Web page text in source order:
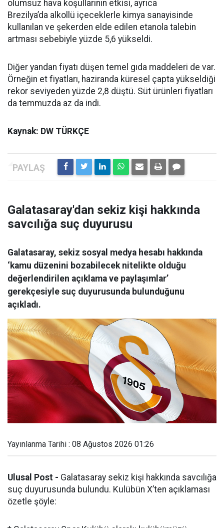
olumsuz hava koşullarının etkisi, ayrıca
Brezilya’da alkollü içeceklerle kimya sanayisinde
kullanılan ve şekerden elde edilen etanola talebin
artması sebebiyle yüzde 5,6 yükseldi.
Diğer yandan fiyatı düşen temel gıda maddeleri de var.
Örneğin et fiyatları, haziranda küresel çapta yükseldiği
rekor seviyeden yüzde 2,8 düştü. Süt ürünleri fiyatları
da temmuzda az da indi.
Kaynak: DW TÜRKÇE
Galatasaray'dan sekiz kişi hakkında
savcılığa suç duyurusu
Galatasaray, sekiz sosyal medya hesabı hakkında
‘kamu düzenini bozabilecek nitelikte olduğu
değerlendirilen açıklama ve paylaşımlar’
gerekçesiyle suç duyurusunda bulunduğunu
açıkladı.
Yayınlanma Tarihi : 08 Ağustos 2026 01:26
Ulusal Post - Galatasaray sekiz kişi hakkında savcılığa
suç duyurusunda bulundu. Kulübün X’ten açıklaması
özetle şöyle: